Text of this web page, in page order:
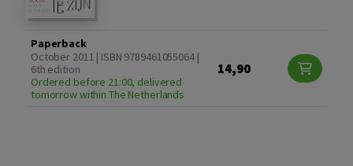
Paperback
October 2011 | ISBN 9789461055064 |
6th edition
Ordered before 21:00, delivered
tomorrow within The Netherlands
14,90